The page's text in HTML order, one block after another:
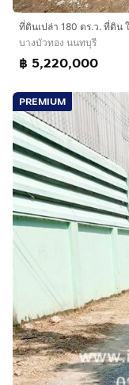
บางบัวทอง นนทบุรี
฿ 5,220,000
PREMIUM